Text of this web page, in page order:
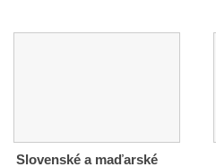
Slovenské a maďarské